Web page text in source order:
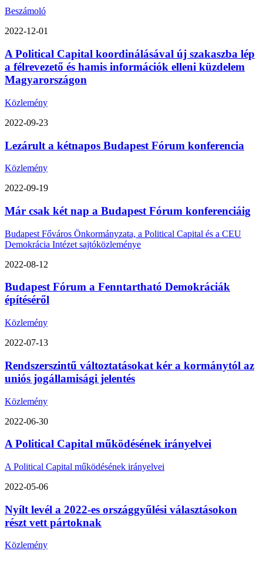
Beszámoló
2022-12-01
A Political Capital koordinálásával új szakaszba lép
a félrevezető és hamis információk elleni küzdelem
Magyarországon
Közlemény
2022-09-23
Lezárult a kétnapos Budapest Fórum konferencia
Közlemény
2022-09-19
Már csak két nap a Budapest Fórum konferenciáig
Budapest Főváros Önkormányzata, a Political Capital és a CEU
Demokrácia Intézet sajtóközleménye
2022-08-12
Budapest Fórum a Fenntartható Demokráciák
építéséről
Közlemény
2022-07-13
Rendszerszintű változtatásokat kér a kormánytól az
uniós jogállamisági jelentés
Közlemény
2022-06-30
A Political Capital működésének irányelvei
A Political Capital működésének irányelvei
2022-05-06
Nyílt levél a 2022-es országgyűlési választásokon
részt vett pártoknak
Közlemény